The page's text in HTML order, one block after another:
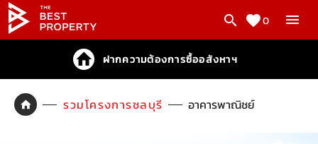
0
ฝากความต้องการซื้ออสังหาฯ
รวมโครงการชลบุรี อาคารพาณิชย์